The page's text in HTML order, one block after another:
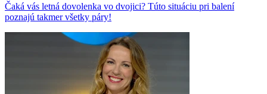
Čaká vás letná dovolenka vo dvojici? Túto situáciu pri balení
poznajú takmer všetky páry!